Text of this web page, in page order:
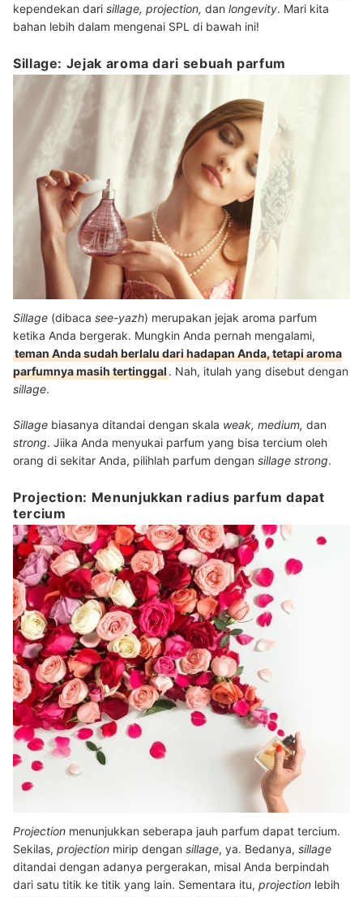
kependekan dari sillage, projection, dan longevity. Mari kita
bahan lebih dalam mengenai SPL di bawah ini!
Sillage: Jejak aroma dari sebuah parfum
Sillage (dibaca see-yazh) merupakan jejak aroma parfum
ketika Anda bergerak. Mungkin Anda pernah mengalami,
teman Anda sudah berlalu dari hadapan Anda, tetapi aroma
parfumnya masih tertinggal. Nah, itulah yang disebut dengan
sillage.
Sillage biasanya ditandai dengan skala weak, medium, dan
strong. Jiika Anda menyukai parfum yang bisa tercium oleh
orang di sekitar Anda, pilihlah parfum dengan sillage strong.
Projection: Menunjukkan radius parfum dapat
tercium
Projection menunjukkan seberapa jauh parfum dapat tercium.
Sekilas, projection mirip dengan sillage, ya. Bedanya, sillage
ditandai dengan adanya pergerakan, misal Anda berpindah
dari satu titik ke titik yang lain. Sementara itu, projection lebih